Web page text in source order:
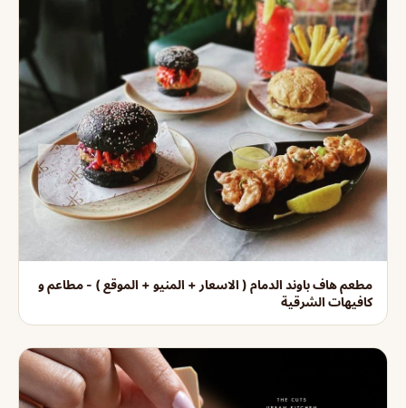
مطعم هاف باوند الدمام ( الاسعار + المنيو + الموقع ) - مطاعم و
كافيهات الشرقية